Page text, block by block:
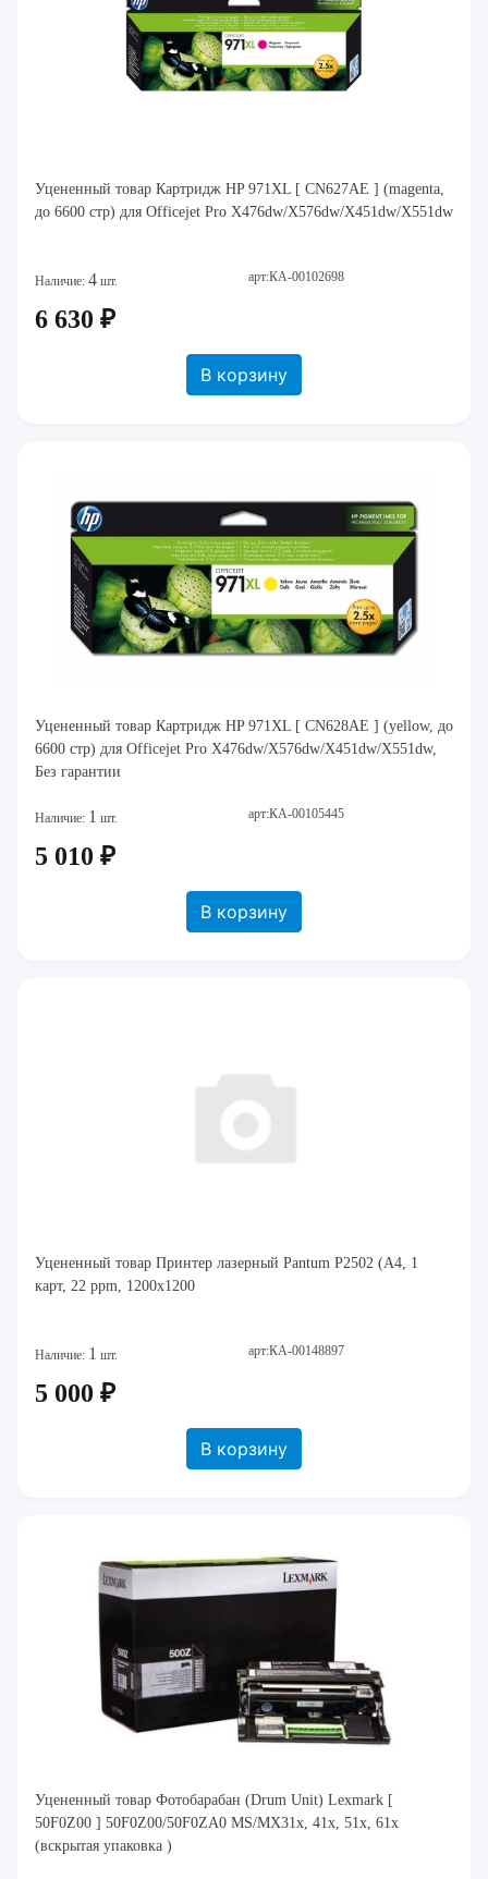
Уцененный товар Картридж HP 971XL [ CN627AE ] (magenta,
до 6600 стр) для Officejet Pro X476dw/X576dw/X451dw/X551dw
Наличие: 4 шт. арт:КА-00102698
6 630 ₽
В корзину
Уцененный товар Картридж HP 971XL [ CN628AE ] (yellow, до
6600 стр) для Officejet Pro X476dw/X576dw/X451dw/X551dw,
Без гарантии
Наличие: 1 шт. арт:КА-00105445
5 010 ₽
В корзину
Уцененный товар Принтер лазерный Pantum P2502 (A4, 1
карт, 22 ppm, 1200x1200
Наличие: 1 шт. арт:КА-00148897
5 000 ₽
В корзину
Уцененный товар Фотобарабан (Drum Unit) Lexmark [
50F0Z00 ] 50F0Z00/50F0ZA0 MS/MX31x, 41x, 51x, 61x
(вскрытая упаковка )